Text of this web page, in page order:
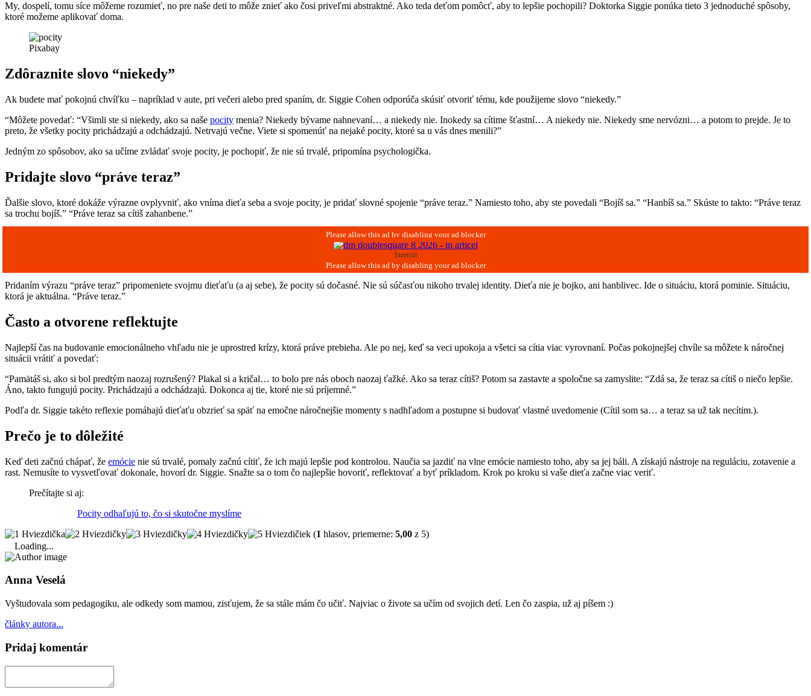
My, dospelí, tomu síce môžeme rozumieť, no pre naše deti to môže znieť ako čosi priveľmi abstraktné. Ako teda deťom pomôcť, aby to lepšie pochopili? Doktorka Siggie ponúka tieto 3 jednoduché spôsoby,
ktoré možeme aplikovať doma.
Pixabay
Zdôraznite slovo “niekedy”
Ak budete mať pokojnú chvíľku – napríklad v aute, pri večeri alebo pred spaním, dr. Siggie Cohen odporúča skúsiť otvoriť tému, kde použijeme slovo “niekedy.”
“Môžete povedať: “Všimli ste si niekedy, ako sa naše pocity menia? Niekedy bývame nahnevaní… a niekedy nie. Inokedy sa cítime šťastní… A niekedy nie. Niekedy sme nervózni… a potom to prejde. Je to
preto, že všetky pocity prichádzajú a odchádzajú. Netrvajú večne. Viete si spomenúť na nejaké pocity, ktoré sa u vás dnes menili?”
Jedným zo spôsobov, ako sa učíme zvládať svoje pocity, je pochopiť, že nie sú trvalé, pripomína psychologička.
Pridajte slovo “práve teraz”
Ďalšie slovo, ktoré dokáže výrazne ovplyvniť, ako vníma dieťa seba a svoje pocity, je pridať slovné spojenie “práve teraz.” Namiesto toho, aby ste povedali “Bojíš sa.” “Hanbíš sa.” Skúste to takto: “Práve teraz
sa trochu bojíš.” “Práve teraz sa cítiš zahanbene.”
Inzercia
Pridaním výrazu “práve teraz” pripomeniete svojmu dieťaťu (a aj sebe), že pocity sú dočasné. Nie sú súčasťou nikoho trvalej identity. Dieťa nie je bojko, ani hanblivec. Ide o situáciu, ktorá pominie. Situáciu,
ktorá je aktuálna. “Práve teraz.”
Často a otvorene reflektujte
Najlepší čas na budovanie emocionálneho vhľadu nie je uprostred krízy, ktorá práve prebieha. Ale po nej, keď sa veci upokoja a všetci sa cítia viac vyrovnaní. Počas pokojnejšej chvíle sa môžete k náročnej
situácii vrátiť a povedať:
“Pamätáš si, ako si bol predtým naozaj rozrušený? Plakal si a kričal… to bolo pre nás oboch naozaj ťažké. Ako sa teraz cítiš? Potom sa zastavte a spoločne sa zamyslite: “Zdá sa, že teraz sa cítiš o niečo lepšie.
Áno, takto fungujú pocity. Prichádzajú a odchádzajú. Dokonca aj tie, ktoré nie sú príjemné.”
Podľa dr. Siggie takéto reflexie pomáhajú dieťaťu obzrieť sa späť na emočne náročnejšie momenty s nadhľadom a postupne si budovať vlastné uvedomenie (Cítil som sa… a teraz sa už tak necítim.).
Prečo je to dôležité
Keď deti začnú chápať, že emócie nie sú trvalé, pomaly začnú cítiť, že ich majú lepšie pod kontrolou. Naučia sa jazdiť na vlne emócie namiesto toho, aby sa jej báli. A získajú nástroje na reguláciu, zotavenie a
rast. Nemusíte to vysvetľovať dokonale, hovorí dr. Siggie. Snažte sa o tom čo najlepšie hovoriť, reflektovať a byť príkladom. Krok po kroku si vaše dieťa začne viac veriť.
Prečítajte si aj:
Pocity odhaľujú to, čo si skutočne myslíme
(1 hlasov, priemerne: 5,00 z 5)
Loading...
Anna Veselá
Vyštudovala som pedagogiku, ale odkedy som mamou, zisťujem, že sa stále mám čo učiť. Najviac o živote sa učím od svojich detí. Len čo zaspia, už aj píšem :)
články autora...
Pridaj komentár